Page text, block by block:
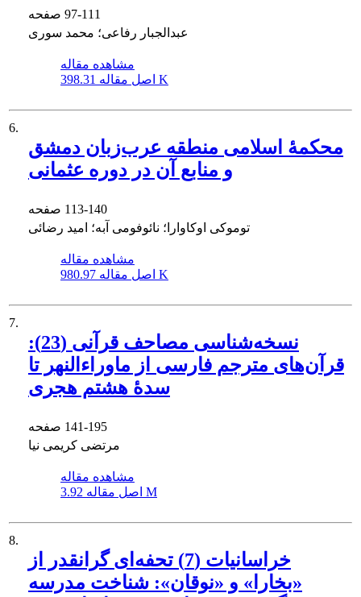
97-111
عبدالجبار رفاعی؛ محمد سوری
مشاهده مقاله
اصل مقاله 398.31 K
6.
محکمۀ اسلامی منطقه عرب‌زبان دمشق
و منابع آن در دوره عثمانی
113-140
توموکی اوکاوارا؛ نائوفومی آبه؛ امید رضائی
مشاهده مقاله
اصل مقاله 980.97 K
7.
نسخه‌شناسی مصاحف قرآنی (23):
قرآن‌های مترجم فارسی از ماوراء‌النهر تا
سدۀ هشتم هجری
141-195
مرتضی کریمی نیا
مشاهده مقاله
اصل مقاله 3.92 M
8.
خراسانیات (7) تحفه‌ای گرانقدر از
«بخارا» و «نوقان»: شناخت مدرسه